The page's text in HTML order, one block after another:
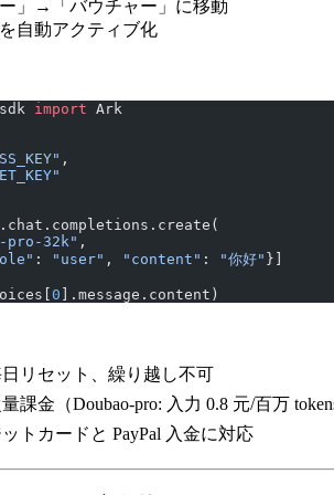
ー」→「バウチャー」に移動
自動アクティブ化
import Ark
,
pro-32k" ,
: "user" , "content" : "你好" }]
0 ].message.content)
リセット、繰り越し不可
課金（Doubao-pro: 入力 0.8 元/百万
トカードと PayPal 入金に対応